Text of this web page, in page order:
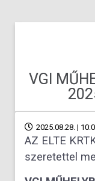
VGI
2025.08.28. |
AZ ELTE
szeretettel